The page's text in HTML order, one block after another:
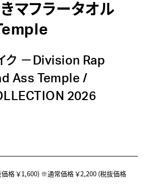
マフラータオル
ク －Division Rap
Ass Temple /
2026
格 ￥1,600) ※通常価格 ￥2,200(税抜価格